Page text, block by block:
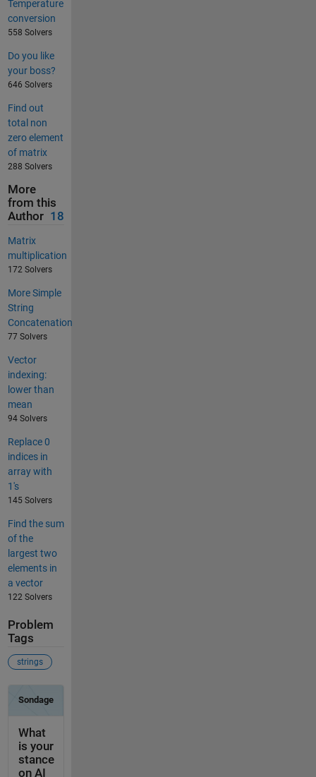
Temperature
conversion
558 Solvers
Do you like
your boss?
646 Solvers
Find out
total non
zero element
of matrix
288 Solvers
More
from this
Author 18
Matrix
multiplication
172 Solvers
More Simple
String
Concatenation
77 Solvers
Vector
indexing:
lower than
mean
94 Solvers
Replace 0
indices in
array with
1's
145 Solvers
Find the sum
of the
largest two
elements in
a vector
122 Solvers
Problem
Tags
strings